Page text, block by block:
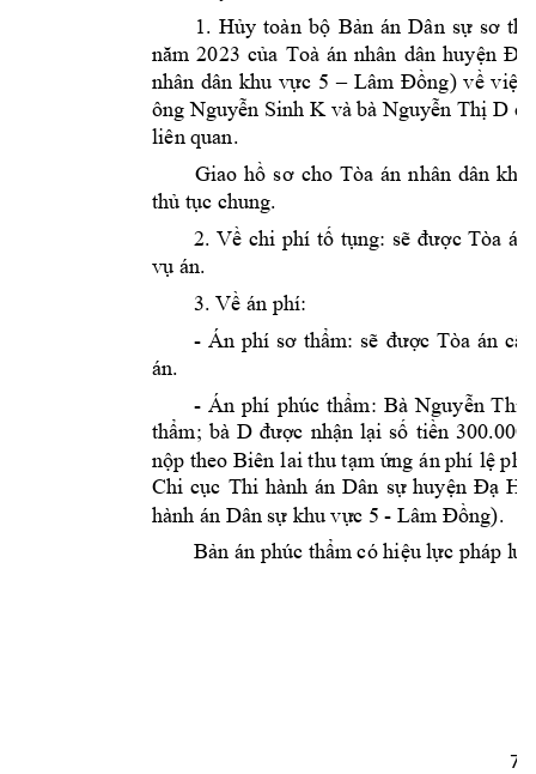
7
1. Hủy toàn bộ Bản án Dân sự sơ
năm 2023 của Toà án nhân dân huyện Đạ
nhân dân khu vực 5 – Lâm Đồng) về việc
ông Nguyễn Sinh K và bà Nguyễn Thị D
liên quan.
Giao hồ sơ cho Tòa án nhân dân khu
thủ tục chung.
2. Về chi phí tố tụng: sẽ được Tòa án
vụ án.
3. Về án phí:
- Án phí sơ thẩm: sẽ được Tòa án cấp
án.
- Án phí phúc thẩm: Bà Nguyễn Thị
thẩm; bà D được nhận lại số tiền
nộp theo Biên lai thu tạm ứng án phí lệ phí
Chi cục Thi hành án Dân sự huyện Đạ
hành án Dân sự khu vực 5 - Lâm Đồng).
Bản án phúc thẩm có hiệu lực pháp l